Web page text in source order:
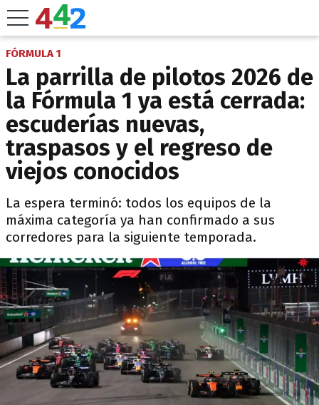
FÓRMULA 1
La parrilla de pilotos 2026 de
la Fórmula 1 ya está cerrada:
escuderías nuevas,
traspasos y el regreso de
viejos conocidos
La espera terminó: todos los equipos de la
máxima categoría ya han confirmado a sus
corredores para la siguiente temporada.